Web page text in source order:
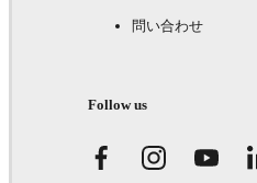
問い合わせ
Follow us